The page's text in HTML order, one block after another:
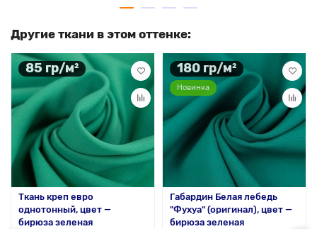
Другие ткани в этом оттенке:
85 гр/м²
Ткань креп евро
однотонный, цвет —
бирюза зеленая
180 гр/м²
Новинка
Габардин Белая лебедь
"Фухуа" (оригинал), цвет —
бирюза зеленая